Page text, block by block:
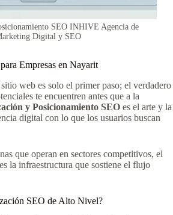
SEO INHIVE Agencia de
Digital y SEO
Empresas en Nayarit
web es solo el primer paso; el verdadero
te encuentren antes que a la
y Posicionamiento SEO es el arte y la
digital con lo que los usuarios buscan
que operan en sectores competitivos, el
la infraestructura que sostiene el flujo
SEO de Alto Nivel?